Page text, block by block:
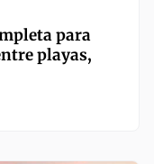
para
playas,